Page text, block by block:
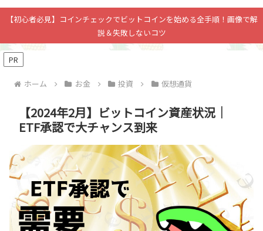
【初心者必見】コインチェックでビットコインを始める全手順！画像で解
説＆失敗しないコツ
PR
ホーム お金 投資 仮想通貨
【2024年2月】ビットコイン資産状況｜
ETF承認で大チャンス到来